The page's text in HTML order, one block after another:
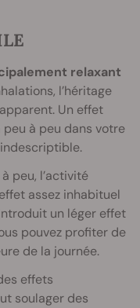
relaxant
l’héritage
Un effet
à peu dans votre
indescriptible.
peu, l’activité
assez inhabituel
un léger effet
pouvez profiter de
de la journée.
effets
soulager des